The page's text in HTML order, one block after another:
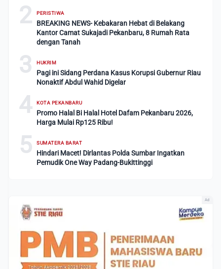
2 PERISTIWA
BREAKING NEWS- Kebakaran Hebat di Belakang
Kantor Camat Sukajadi Pekanbaru, 8 Rumah Rata
dengan Tanah
3 HUKRIM
Pagi ini Sidang Perdana Kasus Korupsi Gubernur Riau
Nonaktif Abdul Wahid Digelar
4 KOTA PEKANBARU
Promo Halal Bi Halal Hotel Dafam Pekanbaru 2026,
Harga Mulai Rp125 Ribu!
5 SUMATERA BARAT
Hindari Macet! Dirlantas Polda Sumbar Ingatkan
Pemudik One Way Padang-Bukittinggi
Ad